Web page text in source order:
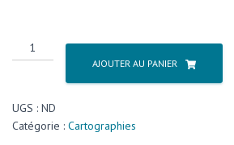
AJOUTER AU PANIER
UGS : ND
Catégorie : Cartographies